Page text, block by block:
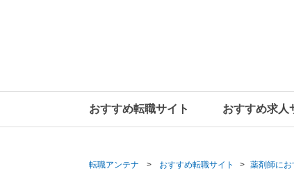
おすすめ転職サイト おすすめ求人
転職アンテナ おすすめ転職サイト 薬剤師にお